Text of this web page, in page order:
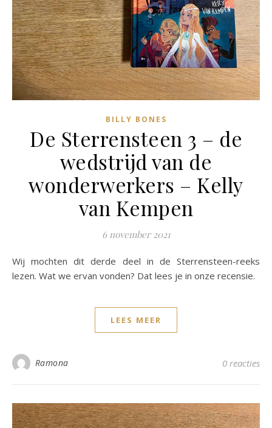
BILLY BONES
De Sterrensteen 3 – de
wedstrijd van de
wonderwerkers – Kelly
van Kempen
6 november 2021
Wij mochten dit derde deel in de Sterrensteen-reeks
lezen. Wat we ervan vonden? Dat lees je in onze recensie.
LEES MEER
Ramona 0 reacties